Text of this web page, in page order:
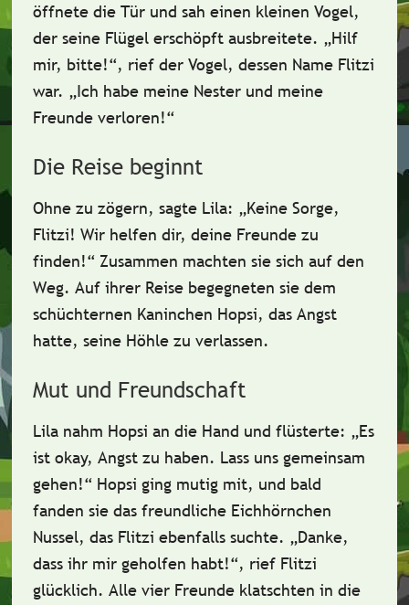
öffnete die Tür und sah einen kleinen Vogel,
der seine Flügel erschöpft ausbreitete. „Hilf
mir, bitte!“, rief der Vogel, dessen Name Flitzi
war. „Ich habe meine Nester und meine
Freunde verloren!“
Die Reise beginnt
Ohne zu zögern, sagte Lila: „Keine Sorge,
Flitzi! Wir helfen dir, deine Freunde zu
finden!“ Zusammen machten sie sich auf den
Weg. Auf ihrer Reise begegneten sie dem
schüchternen Kaninchen Hopsi, das Angst
hatte, seine Höhle zu verlassen.
Mut und Freundschaft
Lila nahm Hopsi an die Hand und flüsterte: „Es
ist okay, Angst zu haben. Lass uns gemeinsam
gehen!“ Hopsi ging mutig mit, und bald
fanden sie das freundliche Eichhörnchen
Nussel, das Flitzi ebenfalls suchte. „Danke,
dass ihr mir geholfen habt!“, rief Flitzi
glücklich. Alle vier Freunde klatschten in die